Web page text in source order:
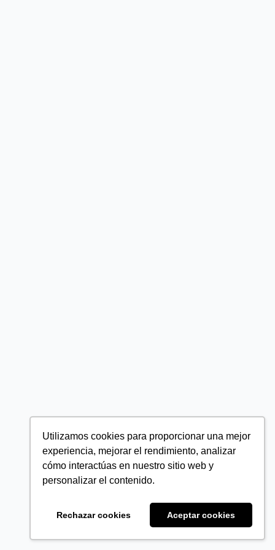
Utilizamos cookies para proporcionar una mejor
experiencia, mejorar el rendimiento, analizar
cómo interactúas en nuestro sitio web y
personalizar el contenido.
Rechazar cookies Aceptar cookies